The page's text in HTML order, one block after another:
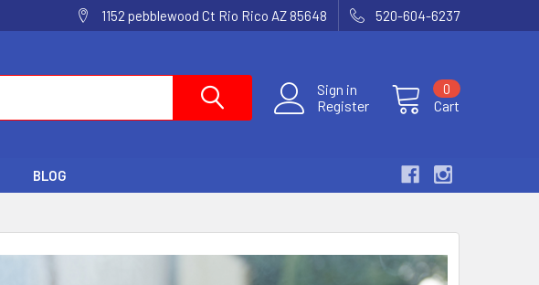
1152 pebblewood Ct Rio Rico AZ 85648 520-604-6237
Sign in
Register
Cart
0
BLOG